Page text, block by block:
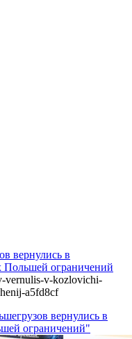
вернулись в
Польшей ограничений
vernulis-v-kozlovichi-
a5fd8cf
вернулись в
ограничений"